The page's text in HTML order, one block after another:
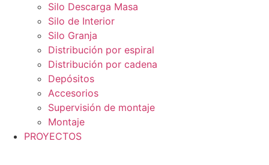
Silo Descarga Masa
Silo de Interior
Silo Granja
Distribución por espiral
Distribución por cadena
Depósitos
Accesorios
Supervisión de montaje
Montaje
PROYECTOS